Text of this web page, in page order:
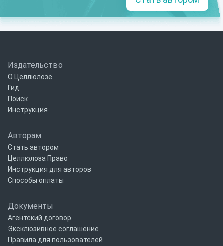
Издательство
О Целлюлозе
Гид
Поиск
Инструкция
Авторам
Стать автором
Целлюлоза Право
Инструкция для авторов
Способы оплаты
Документы
Агентский договор
Эксклюзивное соглашение
Правила для пользователей